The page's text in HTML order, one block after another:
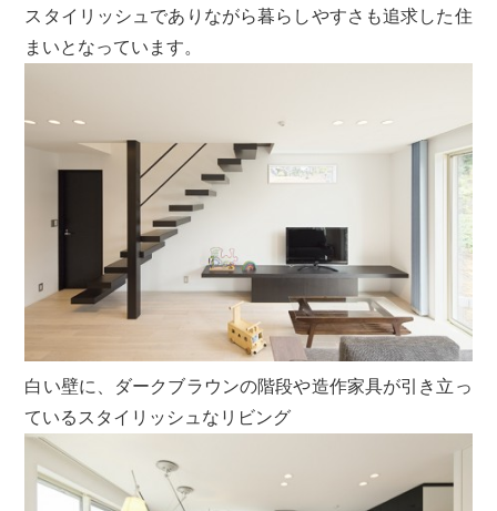
スタイリッシュでありながら暮らしやすさも追求した住
まいとなっています。
白い壁に、ダークブラウンの階段や造作家具が引き立っ
ているスタイリッシュなリビング